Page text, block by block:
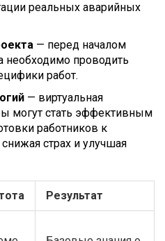
реальных аварийных
— перед началом
необходимо проводить
работ.
— виртуальная
могут стать эффективным
работников к
страх и улучшая
Результат